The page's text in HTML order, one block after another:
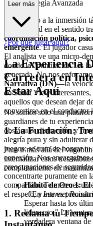
a de Estrategia Avanzada
Bienvenido a la inmersión
de habilidad en el sentido
coordinación política,
emergente. El jugador
El analista ve una micro-
donde la "puntuación" es
generada. No nos
Narrativa (DN)—la
de Street View
aquellos que desean dejar
convertirse en el conductor
1. La Fundación:
Para ir más allá del
internalizar estos tres
completamente en
Hábito de Oro 1: El
- "EnInternet
Esperar hasta los
liderazgo." La
verdadera ventana
Leer más
¿Por qué jugar aquí?
La Experiencia
Carretera en
Estar Aquí
No somos solo una
guardianes de tu
obstáculo, distracción y
alegría pura y sin adulterar
juegos; se trata de honrar
conexión. Nos encargamos
preocupaciones de
concentrarte puramente en
compartido. Te mereces
el respeto, y eso es
1. Reclama tu